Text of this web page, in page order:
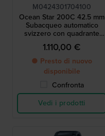
M0424301704100
Ocean Star 200C 42.5 mm
Subacqueo automatico
svizzero con quadrante
testurizzato e lunetta in
ceramica
1.110,00 €
● Presto di nuovo
disponibile
Confronta
Vedi i prodotti